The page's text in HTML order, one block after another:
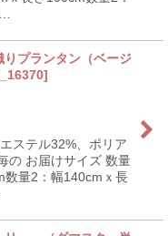
りプランタン（ベージ
]
ステル32%、ポリア
の お届けサイズ 数量
数量2：幅140cmｘ長